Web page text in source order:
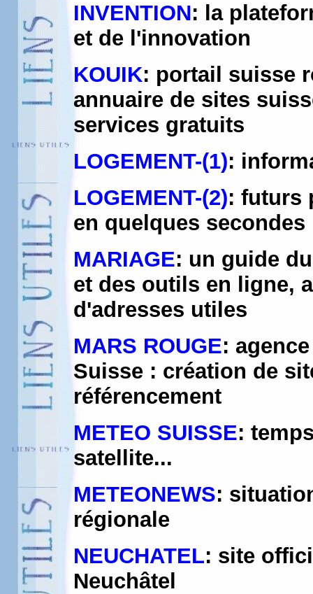
INVENTION: la
et de l'innovation
KOUIK: portail suisse
annuaire de sites
services gratuits
LOGEMENT-(1):
LOGEMENT-(2): futurs
en quelques secondes
MARIAGE: un guide
et des outils en ligne,
d'adresses utiles
MARS ROUGE:
Suisse : création de
référencement
METEO SUISSE:
satellite...
METEONEWS:
régionale
NEUCHATEL: site
Neuchâtel